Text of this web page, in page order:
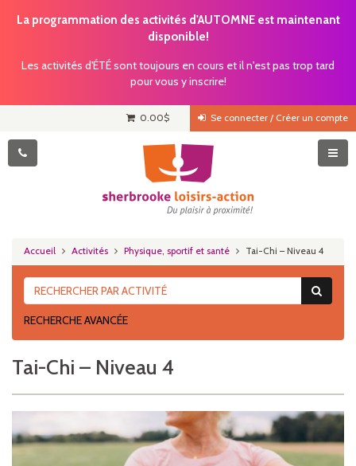
La programmation des activités d'AUTOMNE est maintenant
disponible!
Les activités d'ÉTÉ sont toujours en cours et il n'est pas trop tard
pour vous y inscrire!
Se connecter / Créer un compte
0.00$
Accueil Activités Physique, sportif et santé Tai-Chi – Niveau 4
RECHERCHE AVANCÉE
Tai-Chi – Niveau 4